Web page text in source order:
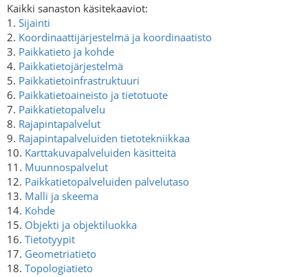
Kaikki sanaston käsitekaaviot:
1. Sijainti
2. Koordinaattijärjestelmä ja koordinaatisto
3. Paikkatieto ja kohde
4. Paikkatietojärjestelmä
5. Paikkatietoinfrastruktuuri
6. Paikkatietoaineisto ja tietotuote
7. Paikkatietopalvelu
8. Rajapintapalvelut
9. Rajapintapalveluiden tietotekniikkaa
10. Karttakuvapalveluiden käsitteitä
11. Muunnospalvelut
12. Paikkatietopalveluiden palvelutaso
13. Malli ja skeema
14. Kohde
15. Objekti ja objektiluokka
16. Tietotyypit
17. Geometriatieto
18. Topologiatieto